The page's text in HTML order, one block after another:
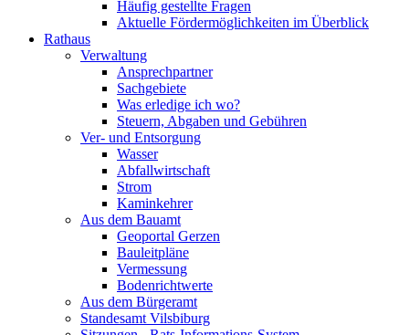
Häufig gestellte Fragen
Aktuelle Fördermöglichkeiten im Überblick
Rathaus
Verwaltung
Ansprechpartner
Sachgebiete
Was erledige ich wo?
Steuern, Abgaben und Gebühren
Ver- und Entsorgung
Wasser
Abfallwirtschaft
Strom
Kaminkehrer
Aus dem Bauamt
Geoportal Gerzen
Bauleitpläne
Vermessung
Bodenrichtwerte
Aus dem Bürgeramt
Standesamt Vilsbiburg